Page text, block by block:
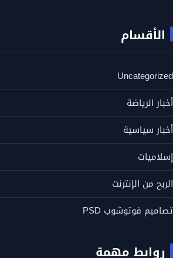
الأقسام
Uncategorized
أخبار الرياضة
أخبار سياسية
إسلاميات
الربح من الإنترنت
تصاميم فوتوشوب PSD
روابط مهمة